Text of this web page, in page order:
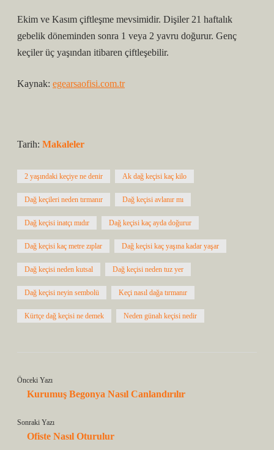
Ekim ve Kasım çiftleşme mevsimidir. Dişiler 21 haftalık
gebelik döneminden sonra 1 veya 2 yavru doğurur. Genç
keçiler üç yaşından itibaren çiftleşebilir.
Kaynak: egearsaofisi.com.tr
Tarih: Makaleler
2 yaşındaki keçiye ne denir Ak dağ keçisi kaç kilo
Dağ keçileri neden tırmanır Dağ keçisi avlanır mı
Dağ keçisi inatçı mıdır Dağ keçisi kaç ayda doğurur
Dağ keçisi kaç metre zıplar Dağ keçisi kaç yaşına kadar yaşar
Dağ keçisi neden kutsal Dağ keçisi neden tuz yer
Dağ keçisi neyin sembolü Keçi nasıl dağa tırmanır
Kürtçe dağ keçisi ne demek Neden günah keçisi nedir
Önceki Yazı
Kurumuş Begonya Nasıl Canlandırılır
Sonraki Yazı
Ofiste Nasıl Oturulur